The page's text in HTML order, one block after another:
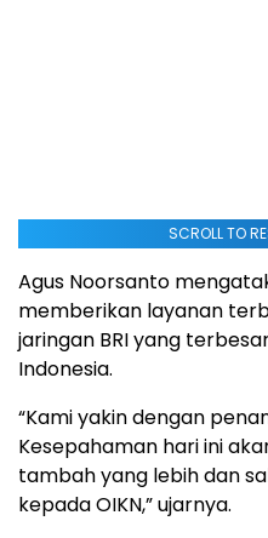
SCROLL TO
Agus Noorsanto
memberikan layanan
jaringan BRI yang
Indonesia.
“Kami yakin dengan
Kesepahaman hari ini
tambah yang lebih dan
kepada OIKN,” ujarnya.